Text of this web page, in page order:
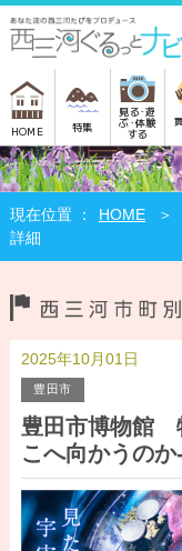
HOME 特集
見る･遊
ぶ･体験
する
HOME
詳細
2025年10月01日
豊田市
豊田市博物館
こへ向かうのか